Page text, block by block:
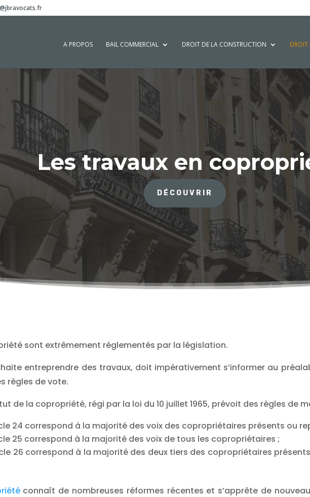
A PROPOS BAIL COMMERCIAL DROIT DE LA CONSTRUCTION DROIT
Les travaux en
DÉCOUVRIR
sont extrêmement réglementés par la législation.
entreprendre des travaux, doit impérativement s’informer au
règles de vote.
de la copropriété, régi par la loi du 10 juillet 1965, prévoit des règles de
24 correspond à la majorité des voix des copropriétaires présents ou
25 correspond à la majorité des voix de tous les copropriétaires ;
26 correspond à la majorité des deux tiers des copropriétaires
connaît de nombreuses réformes récentes et s’apprête de